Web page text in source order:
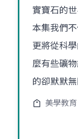
實寶石的
本集我們
更將從科
麼有些礦
的卻默默無
美學教育